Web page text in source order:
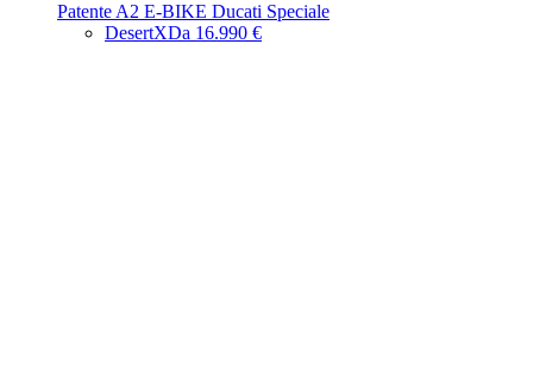
Patente A2 E-BIKE Ducati Speciale
DesertXDa 16.990 €